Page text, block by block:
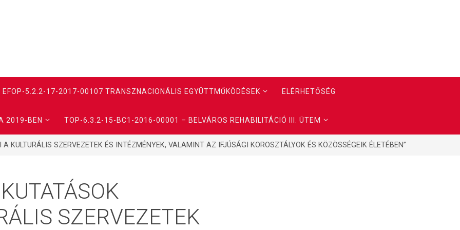
EFOP-5.2.2-17-2017-00107 TRANSZNACIONÁLIS EGYÜTTMŰKÖDÉSEK ELÉRHETŐSÉG
2019-BEN TOP-6.3.2-15-BC1-2016-00001 – BELVÁROS REHABILITÁCIÓ III. ÜTEM
KULTURÁLIS SZERVEZETEK ÉS INTÉZMÉNYEK, VALAMINT AZ IFJÚSÁGI KOROSZTÁLYOK ÉS KÖZÖSSÉGEIK ÉLETÉBEN”
SZERVEZETEK